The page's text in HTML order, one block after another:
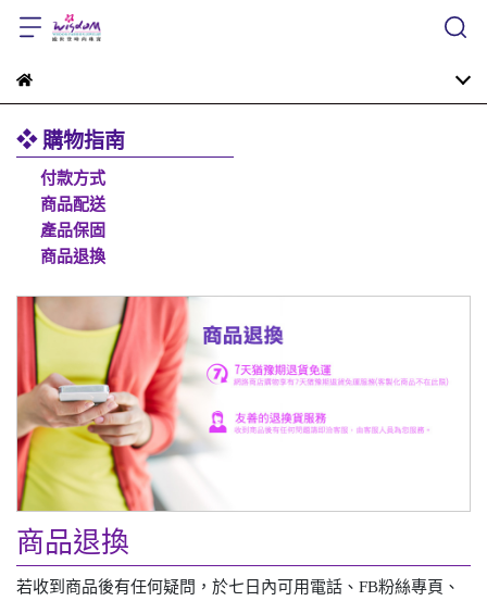
❖ 購物指南
付款方式
商品配送
產品保固
商品退換
商品退換
若收到商品後有任何疑問，於七日內可用電話、FB粉絲專頁、